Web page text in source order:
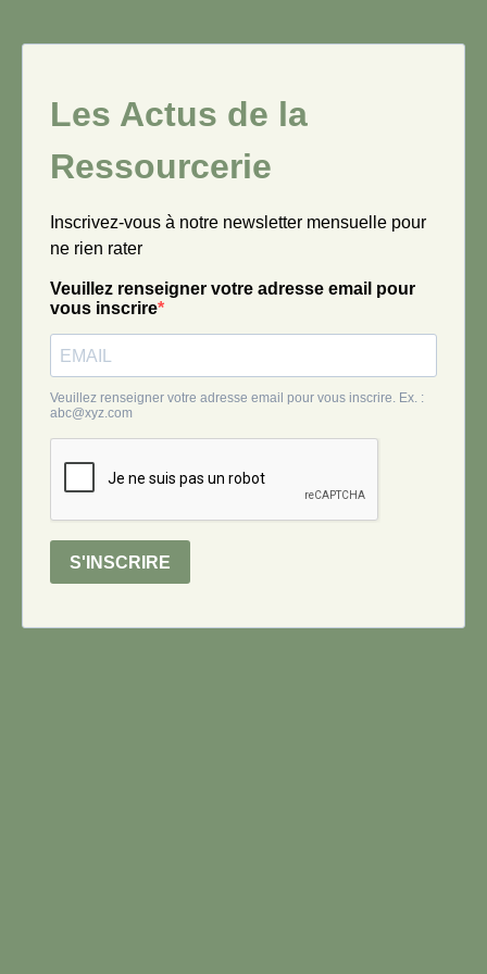
Les Actus de la
Ressourcerie
Inscrivez-vous à notre newsletter mensuelle pour
ne rien rater
Veuillez renseigner votre adresse email pour
vous inscrire
Veuillez renseigner votre adresse email pour vous inscrire. Ex. :
abc@xyz.com
S'INSCRIRE